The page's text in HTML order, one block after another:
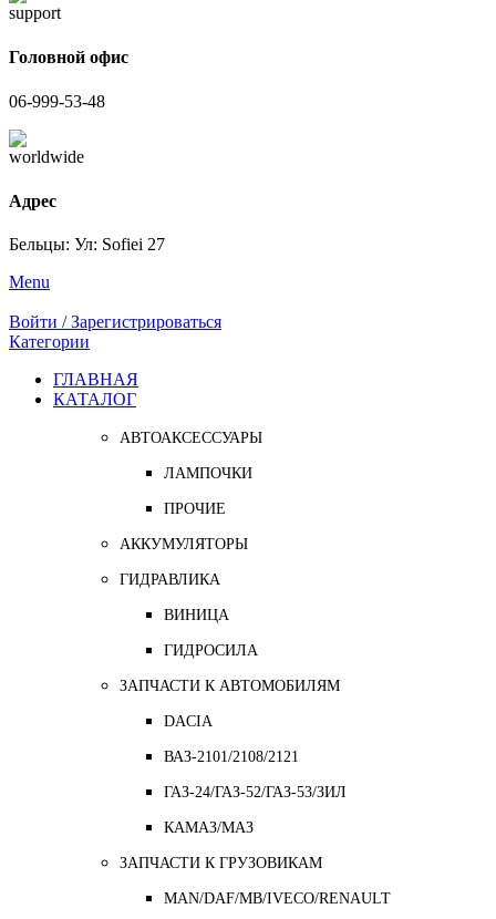
Головной офис
06-999-53-48
Адрес
Бельцы: Ул: Sofiei 27
Menu
Войти / Зарегистрироваться
Категории
ГЛАВНАЯ
КАТАЛОГ
АВТОАКСЕССУАРЫ
ЛАМПОЧКИ
ПРОЧИЕ
АККУМУЛЯТОРЫ
ГИДРАВЛИКА
ВИНИЦА
ГИДРОСИЛА
ЗАПЧАСТИ К АВТОМОБИЛЯМ
DACIA
ВАЗ-2101/2108/2121
ГАЗ-24/ГАЗ-52/ГАЗ-53/ЗИЛ
КАМАЗ/МАЗ
ЗАПЧАСТИ К ГРУЗОВИКАМ
MAN/DAF/MB/IVECO/RENAULT